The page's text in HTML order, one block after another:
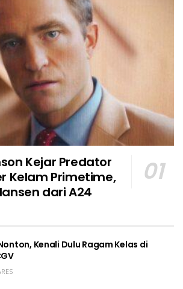
Kejar Predator
Kelam Primetime,
dari A24
Kenali Dulu Ragam Kelas di